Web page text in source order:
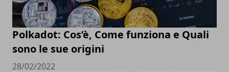
Polkadot: Cos’è, Come funziona e Quali
sono le sue origini
28/02/2022